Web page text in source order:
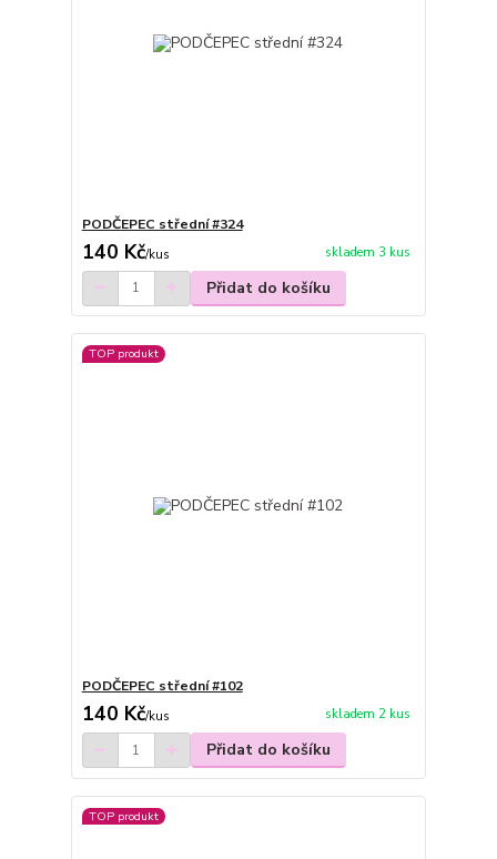
PODČEPEC střední #324
140 Kč/kus skladem 3 kus
Přidat do košíku
TOP produkt
PODČEPEC střední #102
140 Kč/kus skladem 2 kus
Přidat do košíku
TOP produkt